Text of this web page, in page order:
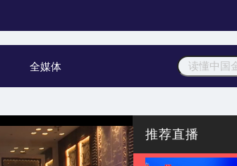
全媒体
推荐直播